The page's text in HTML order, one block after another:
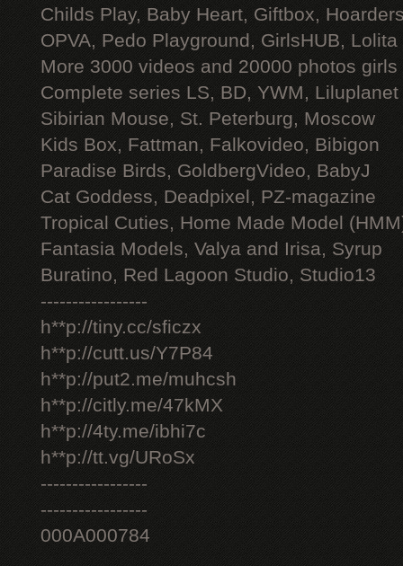
Childs Play, Baby Heart, Giftbox,
OPVA, Pedo Playground, GirlsHUB, Lolita
More 3000 videos and 20000 photos
Complete series LS, BD, YWM, Liluplanet
Sibirian Mouse, St. Peterburg, Moscow
Kids Box, Fattman, Falkovideo, Bibigon
Paradise Birds, GoldbergVideo, BabyJ
Cat Goddess, Deadpixel, PZ-magazine
Tropical Cuties, Home Made Model
Fantasia Models, Valya and Irisa, Syrup
Buratino, Red Lagoon Studio, Studio13
-----------------
h**p://tiny.cc/sficzx
h**p://cutt.us/Y7P84
h**p://put2.me/muhcsh
h**p://citly.me/47kMX
h**p://4ty.me/ibhi7c
h**p://tt.vg/URoSx
-----------------
-----------------
000A000784